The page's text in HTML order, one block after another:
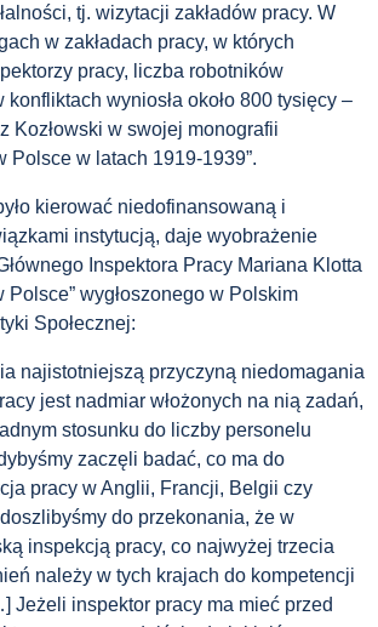
tj. wizytacji zakładów pracy. W
w zakładach pracy, w których
pracy, liczba robotników
konfliktach wyniosła około 800 tysięcy –
Kozłowski w swojej monografii
Polsce w latach 1919-1939”.
kierować niedofinansowaną i
instytucją, daje wyobrażenie
Inspektora Pracy Mariana Klotta
Polsce” wygłoszonego w Polskim
Społecznej:
najistotniejszą przyczyną niedomagania
jest nadmiar włożonych na nią zadań,
stosunku do liczby personelu
zaczęli badać, co ma do
pracy w Anglii, Francji, Belgii czy
do przekonania, że w
inspekcją pracy, co najwyżej trzecia
należy w tych krajach do kompetencji
Jeżeli inspektor pracy ma mieć przed